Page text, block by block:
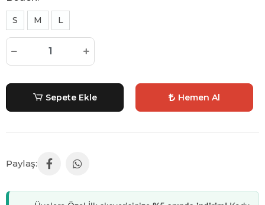
S M L
Sepete Ekle Hemen Al